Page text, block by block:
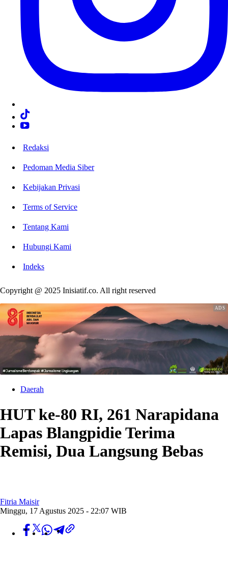
Redaksi
Pedoman Media Siber
Kebijakan Privasi
Terms of Service
Tentang Kami
Hubungi Kami
Indeks
Copyright @ 2025 Inisiatif.co. All right reserved
Daerah
HUT ke-80 RI, 261 Narapidana
Lapas Blangpidie Terima
Remisi, Dua Langsung Bebas
Fitria Maisir
Minggu, 17 Agustus 2025 - 22:07 WIB